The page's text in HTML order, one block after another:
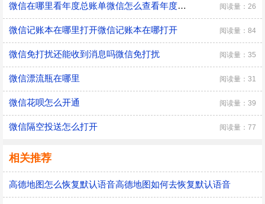
微信在哪里看年度总账单微信怎么查看年度总账单 阅读量：26
微信记账本在哪里打开微信记账本在哪打开 阅读量：84
微信免打扰还能收到消息吗微信免打扰 阅读量：35
微信漂流瓶在哪里 阅读量：31
微信花呗怎么开通 阅读量：39
微信隔空投送怎么打开 阅读量：77
相关推荐
高德地图怎么恢复默认语音高德地图如何去恢复默认语音